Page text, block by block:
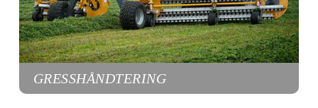
GRESSHÅNDTERING